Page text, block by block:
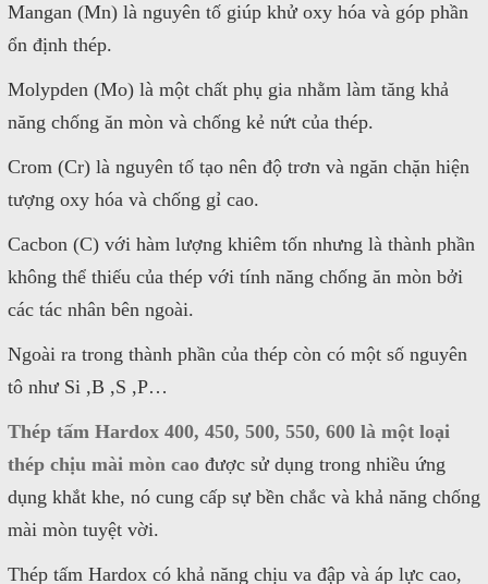
Mangan (Mn) là nguyên tố giúp khử oxy hóa và góp phần
ổn định thép.
Molypden (Mo) là một chất phụ gia nhằm làm tăng khả
năng chống ăn mòn và chống kẻ nứt của thép.
Crom (Cr) là nguyên tố tạo nên độ trơn và ngăn chặn hiện
tượng oxy hóa và chống gỉ cao.
Cacbon (C) với hàm lượng khiêm tốn nhưng là thành phần
không thể thiếu của thép với tính năng chống ăn mòn bởi
các tác nhân bên ngoài.
Ngoài ra trong thành phần của thép còn có một số nguyên
tô như Si ,B ,S ,P…
Thép tấm Hardox 400, 450, 500, 550, 600 là một loại
thép chịu mài mòn cao được sử dụng trong nhiều ứng
dụng khắt khe, nó cung cấp sự bền chắc và khả năng chống
mài mòn tuyệt vời.
Thép tấm Hardox có khả năng chịu va đập và áp lực cao,